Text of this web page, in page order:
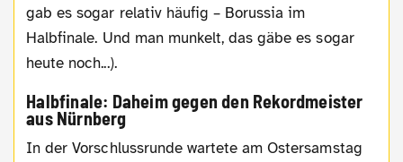
gab es sogar relativ häufig – Borussia im
Halbfinale. Und man munkelt, das gäbe es sogar
heute noch...).
Halbfinale: Daheim gegen den Rekordmeister
aus Nürnberg
In der Vorschlussrunde wartete am Ostersamstag